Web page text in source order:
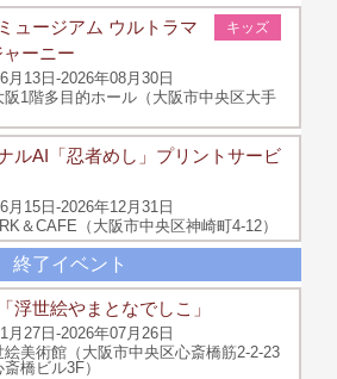
キッズ
ュージアム ウルトラマ
ーニー
月13日-2026年08月30日
阪1階多目的ホール（大阪市中央区大手
ルAI「忍者めし」プリントサービ
月15日-2026年12月31日
＆CAFE（大阪市中央区神崎町4-12）
終了イベント
浮世絵やまとなでしこ」
月27日-2026年07月26日
絵美術館（大阪市中央区心斎橋筋2-2-23
橋ビル3F）